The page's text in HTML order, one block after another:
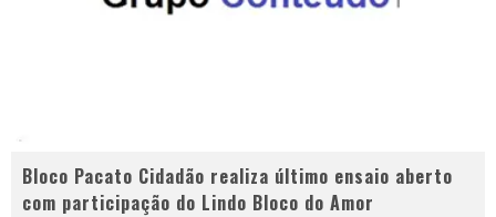
Bloco Pacato Cidadão realiza último ensaio aberto
com participação do Lindo Bloco do Amor